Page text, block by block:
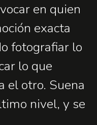
en quien
exacta
fotografiar lo
lo que
el otro. Suena
nivel, y se